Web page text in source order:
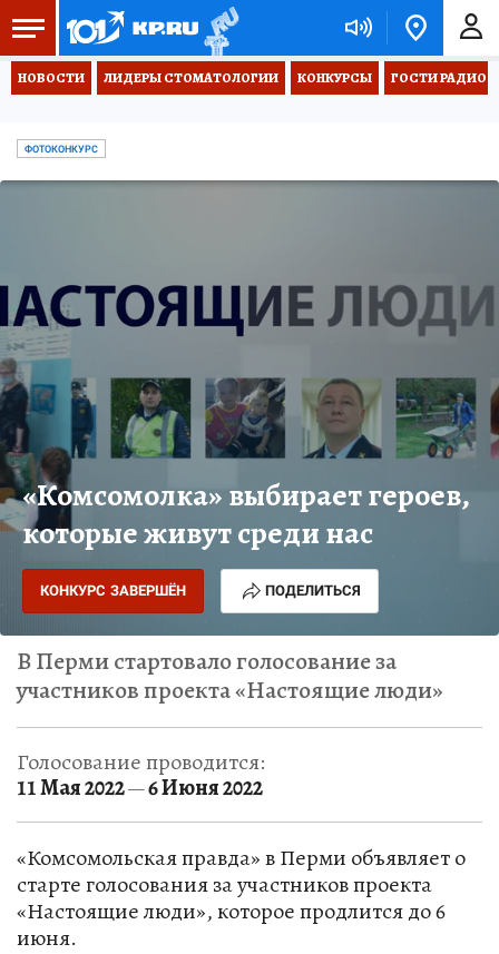
НОВОСТИ ЛИДЕРЫ СТОМАТОЛОГИИ КОНКУРСЫ ГОСТИ РАДИО
ФОТОКОНКУРС
«Комсомолка» выбирает героев,
которые живут среди нас
КОНКУРС ЗАВЕРШЁН ПОДЕЛИТЬСЯ
В Перми стартовало голосование за
участников проекта «Настоящие люди»
Голосование проводится:
11 Мая 2022—6 Июня 2022
«Комсомольская правда» в Перми объявляет о
старте голосования за участников проекта
«Настоящие люди», которое продлится до 6
июня.